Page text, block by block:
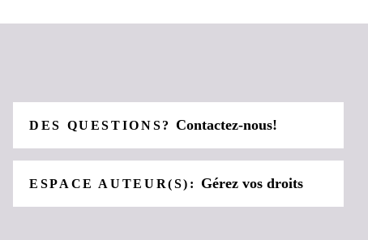
DES QUESTIONS?Contactez-nous!
ESPACE AUTEUR(S): Gérez vos droits